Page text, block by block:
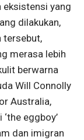
yang
dilakukan,
tersebut,
merasa lebih
berwarna
Will Connolly
Australia,
eggboy’
dan imigran